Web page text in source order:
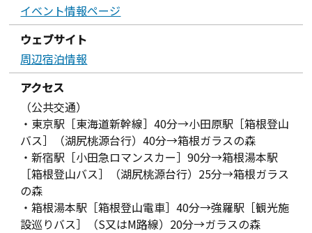
イベント情報ページ
ウェブサイト
周辺宿泊情報
アクセス
（公共交通）
・東京駅［東海道新幹線］40分→小田原駅［箱根登山
バス］（湖尻桃源台行）40分→箱根ガラスの森
・新宿駅［小田急ロマンスカー］90分→箱根湯本駅
［箱根登山バス］（湖尻桃源台行）25分→箱根ガラス
の森
・箱根湯本駅［箱根登山電車］40分→強羅駅［観光施
設巡りバス］（S又はM路線）20分→ガラスの森